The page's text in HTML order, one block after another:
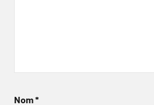
Nom*